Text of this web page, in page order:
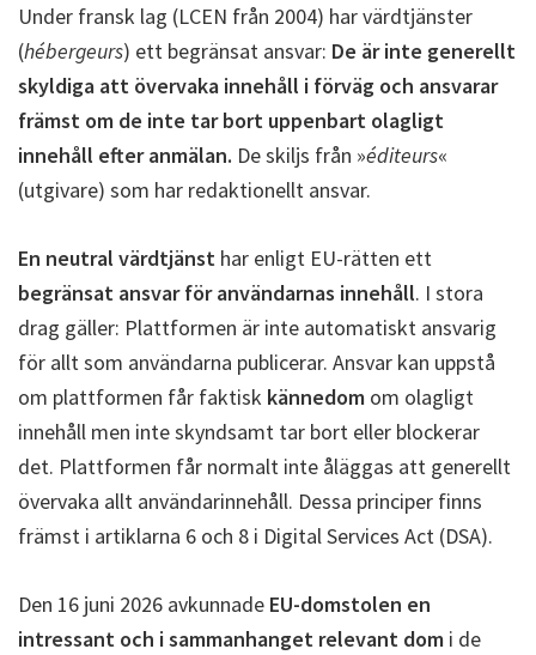
Under fransk lag (LCEN från 2004) har värdtjänster
(hébergeurs) ett begränsat ansvar: De är inte generellt
skyldiga att övervaka innehåll i förväg och ansvarar
främst om de inte tar bort uppenbart olagligt
innehåll efter anmälan. De skiljs från »éditeurs«
(utgivare) som har redaktionellt ansvar.
En neutral värdtjänst har enligt EU-rätten ett
begränsat ansvar för användarnas innehåll. I stora
drag gäller: Plattformen är inte automatiskt ansvarig
för allt som användarna publicerar. Ansvar kan uppstå
om plattformen får faktisk kännedom om olagligt
innehåll men inte skyndsamt tar bort eller blockerar
det. Plattformen får normalt inte åläggas att generellt
övervaka allt användarinnehåll. Dessa principer finns
främst i artiklarna 6 och 8 i Digital Services Act (DSA).
Den 16 juni 2026 avkunnade EU-domstolen en
intressant och i sammanhanget relevant dom i de